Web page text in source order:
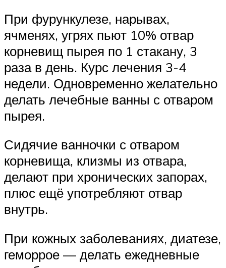
При фурункулезе, нарывах,
ячменях, угрях пьют 10% отвар
корневищ пырея по 1 стакану, 3
раза в день. Курс лечения 3-4
недели. Одновременно желательно
делать лечебные ванны с отваром
пырея.
Сидячие ванночки с отваром
корневища, клизмы из отвара,
делают при хронических запорах,
плюс ещё употребляют отвар
внутрь.
При кожных заболеваниях, диатезе,
геморрое — делать ежедневные